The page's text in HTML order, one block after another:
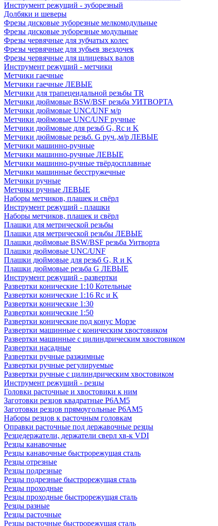
Инструмент режущий - зуборезный
Долбяки и шеверы
Фрезы дисковые зуборезные мелкомодульные
Фрезы дисковые зуборезные модульные
Фрезы червячные для зубчатых колес
Фрезы червячные для зубьев звездочек
Фрезы червячные для шлицевых валов
Инструмент режущий - метчики
Метчики гаечные
Метчики гаечные ЛЕВЫЕ
Метчики для трапецеидальной резьбы TR
Метчики дюймовые BSW/BSF резьба УИТВОРТА
Метчики дюймовые UNC/UNF м/р
Метчики дюймовые UNC/UNF ручные
Метчики дюймовые для резьб G, Rc и K
Метчики дюймовые резьб. G руч.,м/р ЛЕВЫЕ
Метчики машинно-ручные
Метчики машинно-ручные ЛЕВЫЕ
Метчики машинно-ручные твёрдосплавные
Метчики машинные бесстружечные
Метчики ручные
Метчики ручные ЛЕВЫЕ
Наборы метчиков, плашек и свёрл
Инструмент режущий - плашки
Наборы метчиков, плашек и свёрл
Плашки для метрической резьбы
Плашки для метрической резьбы ЛЕВЫЕ
Плашки дюймовые BSW/BSF резьба Уитворта
Плашки дюймовые UNC/UNF
Плашки дюймовые для резьб G, R и K
Плашки дюймовые резьба G ЛЕВЫЕ
Инструмент режущий - развертки
Развертки конические 1:10 Котельные
Развертки конические 1:16 Rc и K
Развертки конические 1:30
Развертки конические 1:50
Развертки конические под конус Морзе
Развертки машинные с коническим хвостовиком
Развертки машинные с цилиндрическим хвостовиком
Развертки насадные
Развертки ручные разжимные
Развертки ручные регулируемые
Развертки ручные с цилиндрическим хвостовиком
Инструмент режущий - резцы
Головки расточные и хвостовики к ним
Заготовки резцов квадратные Р6АМ5
Заготовки резцов прямоугольные Р6АМ5
Наборы резцов к расточным головкам
Оправки расточные под державочные резцы
Резцедержатели, держатели сверл хв-к VDI
Резцы канавочные
Резцы канавочные быстрорежущая сталь
Резцы отрезные
Резцы подрезные
Резцы подрезные быстрорежущая сталь
Резцы проходные
Резцы проходные быстрорежущая сталь
Резцы разные
Резцы расточные
Резцы расточные быстрорежущая сталь